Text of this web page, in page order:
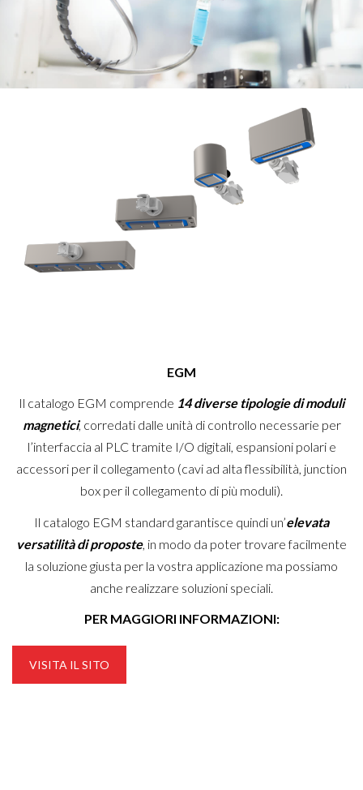
EGM
Il catalogo EGM comprende 14 diverse tipologie di moduli
magnetici, corredati dalle unità di controllo necessarie per
l’interfaccia al PLC tramite I/O digitali, espansioni polari e
accessori per il collegamento (cavi ad alta flessibilità, junction
box per il collegamento di più moduli).
Il catalogo EGM standard garantisce quindi un’elevata
versatilità di proposte, in modo da poter trovare facilmente
la soluzione giusta per la vostra applicazione ma possiamo
anche realizzare soluzioni speciali.
PER MAGGIORI INFORMAZIONI:
VISITA IL SITO